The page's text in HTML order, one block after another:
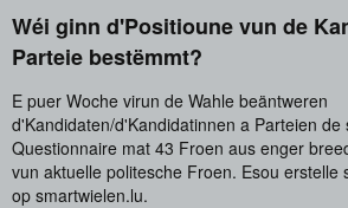
Wéi ginn d'Positioune vun de
Parteie bestëmmt?
E puer Woche virun de Wahle beäntweren
d'Kandidaten/d'Kandidatinnen a Parteien de
Questionnaire mat 43 Froen aus enger
vun aktuelle politesche Froen. Esou erstelle
op smartwielen.lu.